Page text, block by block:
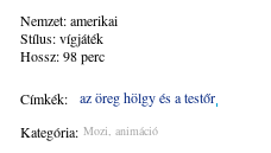
Nemzet: amerikai
Stílus: vígjáték
Hossz: 98 perc
Címkék:
az öreg hölgy és a testőr
Kategória: Mozi, animáció